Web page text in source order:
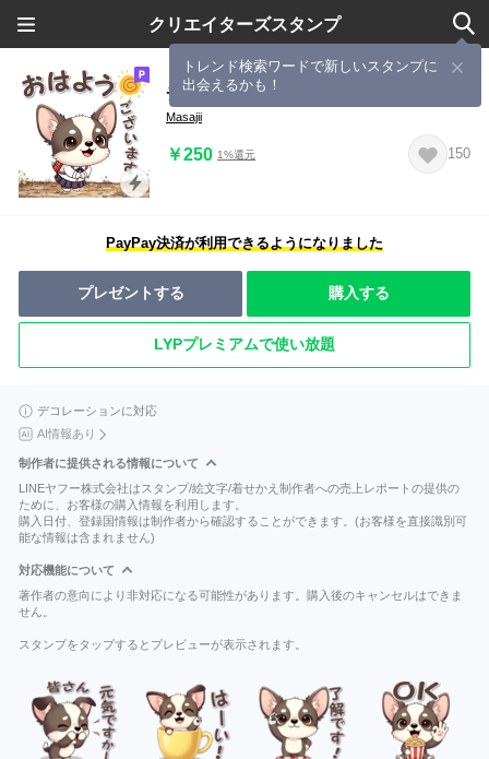
クリエイターズスタンプ
トレンド検索ワードで新しいスタンプに
出会えるかも！
チョコたんの元気スタンプ
Masajii
￥250 1%還元 150
PayPay決済が利用できるようになりました
プレゼントする 購入する
LYPプレミアムで使い放題
デコレーションに対応
AI情報あり
制作者に提供される情報について
LINEヤフー株式会社はスタンプ/絵文字/着せかえ制作者への売上レポートの提供の
ために、お客様の購入情報を利用します。
購入日付、登録国情報は制作者から確認することができます。(お客様を直接識別可
能な情報は含まれません)
対応機能について
著作者の意向により非対応になる可能性があります。購入後のキャンセルはできま
せん。
スタンプをタップするとプレビューが表示されます。